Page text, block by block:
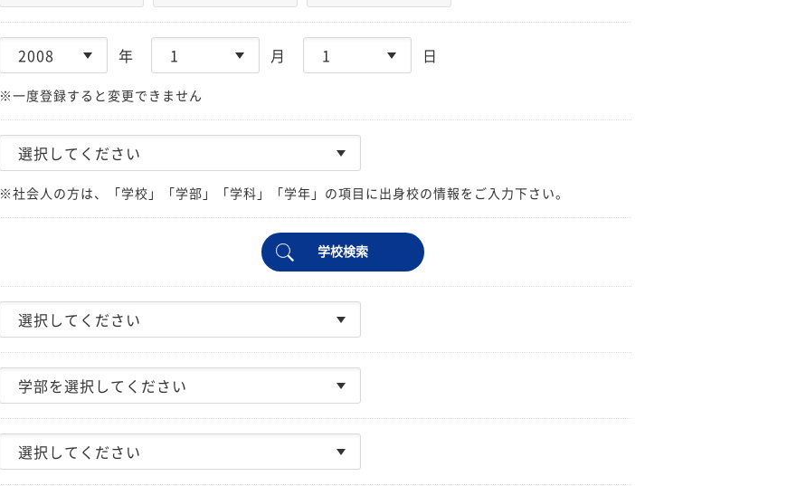
年 月 日
※一度登録すると変更できません
※社会人の方は、「学校」「学部」「学科」「学年」の項目に出身校の情報をご入力下さい。
学校検索